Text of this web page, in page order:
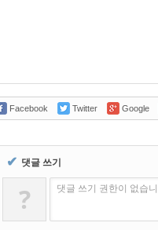
Facebook Twitter Google
✔ 댓글 쓰기
? 댓글 쓰기 권한이 없습